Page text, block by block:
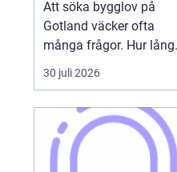
Att söka bygglov på
Gotland väcker ofta
många frågor. Hur lång
tid tar det? Vilka
handlingar behövs? Och
nära havet eller i Visbys
känsliga kulturmiljö? För
den som sällan har
30 juli 2026